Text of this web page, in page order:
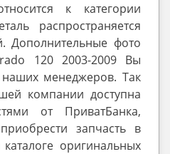
к категории
распространяется
Дополнительные фото
120 2003-2009 Вы
менеджеров. Так
компании доступна
от ПриватБанка,
запчасть в
оригинальных